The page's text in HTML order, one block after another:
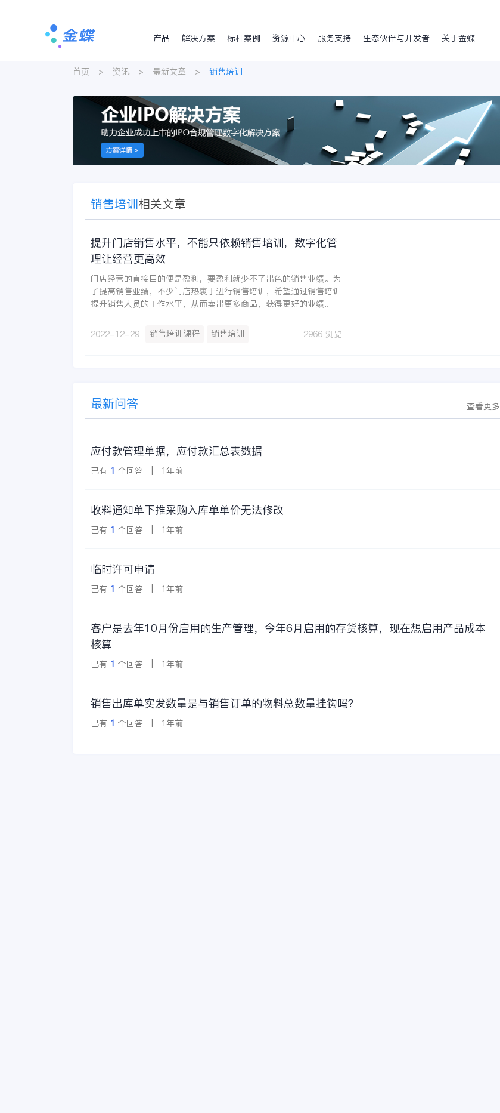
产品
解决方案 标杆案例 资源中心 服务支持 生态伙伴与开发者 关于金蝶
首页 > 资讯 > 最新文章 > 销售培训
销售培训相关文章
提升门店销售水平，不能只依赖销售培训，数字化管
理让经营更高效
门店经营的直接目的便是盈利，要盈利就少不了出色的销售业绩。为
了提高销售业绩，不少门店热衷于进行销售培训，希望通过销售培训
提升销售人员的工作水平，从而卖出更多商品，获得更好的业绩。
2022-12-29 销售培训课程 销售培训 2966 浏览
最新问答 查看更多
应付款管理单据，应付款汇总表数据
已有 1 个回答 | 1年前
收料通知单下推采购入库单单价无法修改
已有 1 个回答 | 1年前
临时许可申请
已有 1 个回答 | 1年前
客户是去年10月份启用的生产管理，今年6月启用的存货核算，现在想启用产品成本
核算
已有 1 个回答 | 1年前
销售出库单实发数量是与销售订单的物料总数量挂钩吗？
已有 1 个回答 | 1年前